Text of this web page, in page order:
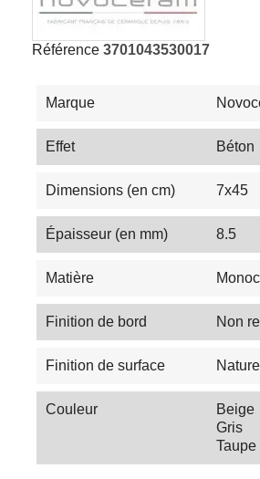
Référence 3701043530017
Marque
Effet Béton
Dimensions (en cm) 7x45
Épaisseur (en mm) 8.5
Matière
Finition de bord Non
Finition de surface Naturel
Couleur
Beige
Gris
Taupe